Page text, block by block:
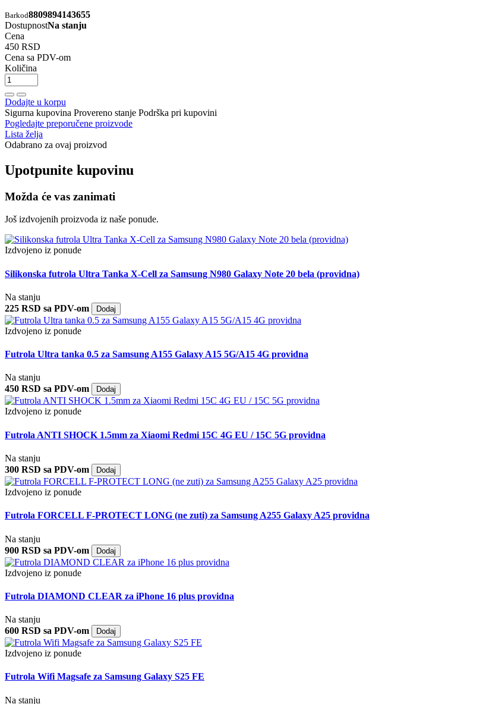
Barkod8809894143655
DostupnostNa stanju
Cena
450 RSD
Cena sa PDV-om
Količina
Dodajte u korpu
Sigurna kupovina Provereno stanje Podrška pri kupovini
Pogledajte preporučene proizvode
Lista želja
Odabrano za ovaj proizvod
Upotpunite kupovinu
Možda će vas zanimati
Još izdvojenih proizvoda iz naše ponude.
Izdvojeno iz ponude
Silikonska futrola Ultra Tanka X-Cell za Samsung N980 Galaxy Note 20 bela (providna)
Na stanju
225 RSD sa PDV-om
Dodaj
Izdvojeno iz ponude
Futrola Ultra tanka 0.5 za Samsung A155 Galaxy A15 5G/A15 4G providna
Na stanju
450 RSD sa PDV-om
Dodaj
Izdvojeno iz ponude
Futrola ANTI SHOCK 1.5mm za Xiaomi Redmi 15C 4G EU / 15C 5G providna
Na stanju
300 RSD sa PDV-om
Dodaj
Izdvojeno iz ponude
Futrola FORCELL F-PROTECT LONG (ne zuti) za Samsung A255 Galaxy A25 providna
Na stanju
900 RSD sa PDV-om
Dodaj
Izdvojeno iz ponude
Futrola DIAMOND CLEAR za iPhone 16 plus providna
Na stanju
600 RSD sa PDV-om
Dodaj
Izdvojeno iz ponude
Futrola Wifi Magsafe za Samsung Galaxy S25 FE
Na stanju